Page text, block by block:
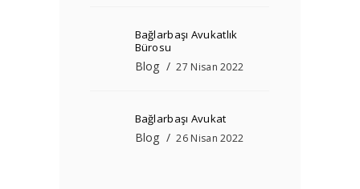
Bağlarbaşı Avukatlık
Bürosu
Blog 27 Nisan 2022
Bağlarbaşı Avukat
Blog 26 Nisan 2022